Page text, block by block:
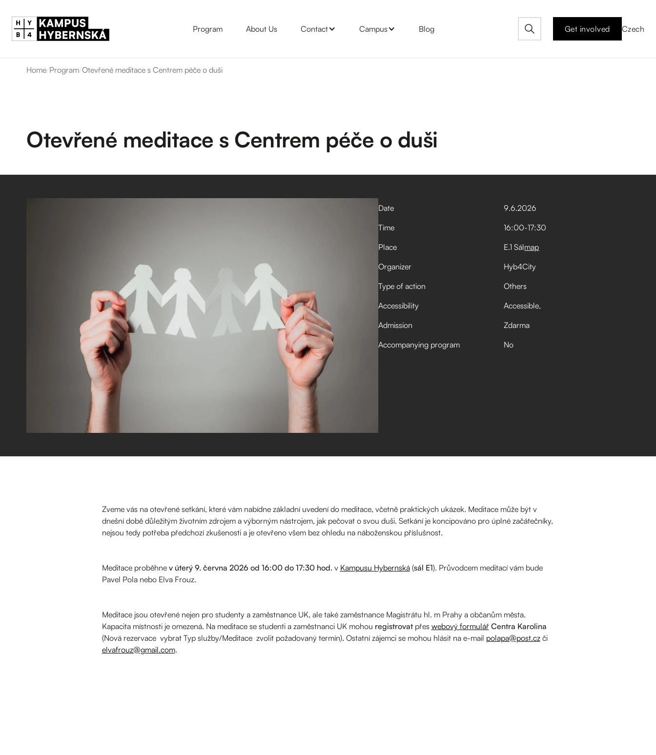
Program About Us Contact Campus Blog Get involved Czech
Home/Program/Otevřené meditace s Centrem péče o duši
Otevřené meditace s Centrem péče o duši
Date 9.6.2026
Time
16:00-17:30
Place
E.1 Sálmap
Organizer
Hyb4City
Type of action
Others
Accessibility
Accessible
Admission
Zdarma
Accompanying program
No
Zveme vás na otevřené setkání, které vám nabídne základní uvedení do meditace, včetně praktických ukázek. Meditace může být v
dnešní době důležitým životním zdrojem a výborným nástrojem, jak pečovat o svou duši. Setkání je koncipováno pro úplné začátečníky,
nejsou tedy potřeba předchozí zkušenosti a je otevřeno všem bez ohledu na náboženskou příslušnost.
Meditace proběhne v úterý 9. června 2026 od 16:00 do 17:30 hod.v Kampusu Hybernská(sál E1). Průvodcem meditací vám bude
Pavel Pola nebo Elva Frouz.
Meditace jsou otevřené nejen pro studenty a zaměstnance UK, ale také zaměstnance Magistrátu hl. m Prahy a občanům města.
Kapacita místnosti je omezená. Na meditace se studenti a zaměstnanci UK mohou registrovatpřes webový formulářCentra Karolina
(Nová rezervace vybrat Typ služby/Meditace zvolit požadovaný termín). Ostatní zájemci se mohou hlásit na e-mail polapa@post.czči
elvafrouz@gmail.com.